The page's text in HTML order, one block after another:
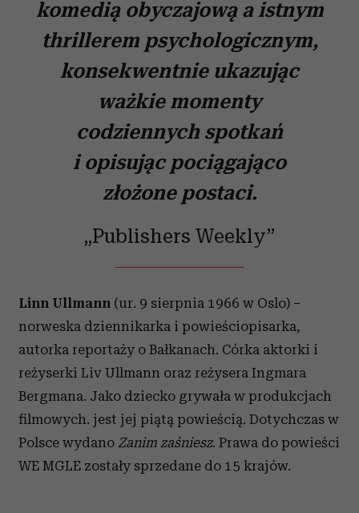
komedią obyczajową a istnym
thrillerem psychologicznym,
konsekwentnie ukazując
ważkie momenty
codziennych spotkań
i opisując pociągająco
złożone postaci.
„Publishers Weekly”
Linn Ullmann (ur. 9 sierpnia 1966 w Oslo) –
norweska dziennikarka i powieściopisarka,
autorka reportaży o Bałkanach. Córka aktorki i
reżyserki Liv Ullmann oraz reżysera Ingmara
Bergmana. Jako dziecko grywała w produkcjach
filmowych. jest jej piątą powieścią. Dotychczas w
Polsce wydano Zanim zaśniesz. Prawa do powieści
WE MGLE zostały sprzedane do 15 krajów.